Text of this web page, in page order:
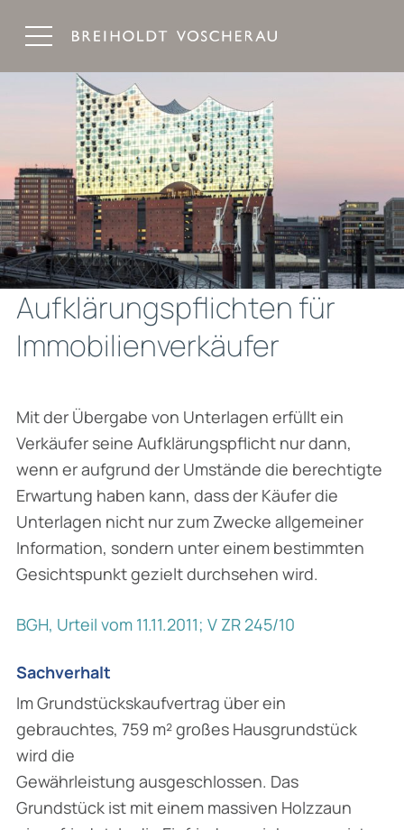
Aufklärungspflichten für
Immobilienverkäufer
Mit der Übergabe von Unterlagen erfüllt ein
Verkäufer seine Aufklärungspflicht nur dann,
wenn er aufgrund der Umstände die berechtigte
Erwartung haben kann, dass der Käufer die
Unterlagen nicht nur zum Zwecke allgemeiner
Information, sondern unter einem bestimmten
Gesichtspunkt gezielt durchsehen wird.
BGH, Urteil vom 11.11.2011; V ZR 245/10
Sachverhalt
Im Grundstückskaufvertrag über ein
gebrauchtes, 759 m² großes Hausgrundstück
wird die
Gewährleistung ausgeschlossen. Das
Grundstück ist mit einem massiven Holzzaun